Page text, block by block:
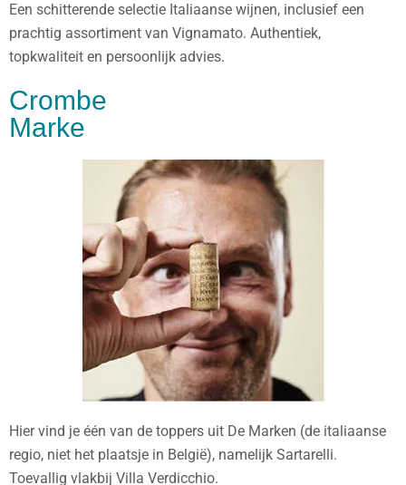
Een schitterende selectie Italiaanse wijnen, inclusief een
prachtig assortiment van Vignamato. Authentiek,
topkwaliteit en persoonlijk advies.
Crombe
Marke
Hier vind je één van de toppers uit De Marken (de italiaanse
regio, niet het plaatsje in België), namelijk Sartarelli.
Toevallig vlakbij Villa Verdicchio.